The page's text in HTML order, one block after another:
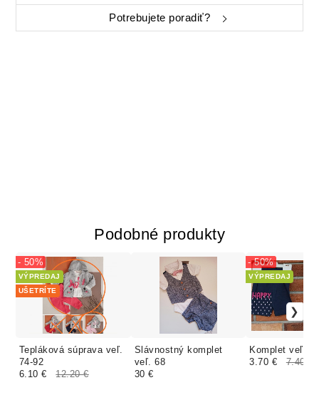
Potrebujete poradiť?
Podobné produkty
Tepláková súprava veľ.
74-92
VÝPREDAJ
UŠETRÍTE
- 50%
6.10 € 12.20 €
Slávnostný komplet
veľ. 68
30 €
Komplet
VÝPREDAJ
- 50%
3.70 € 7.40 €